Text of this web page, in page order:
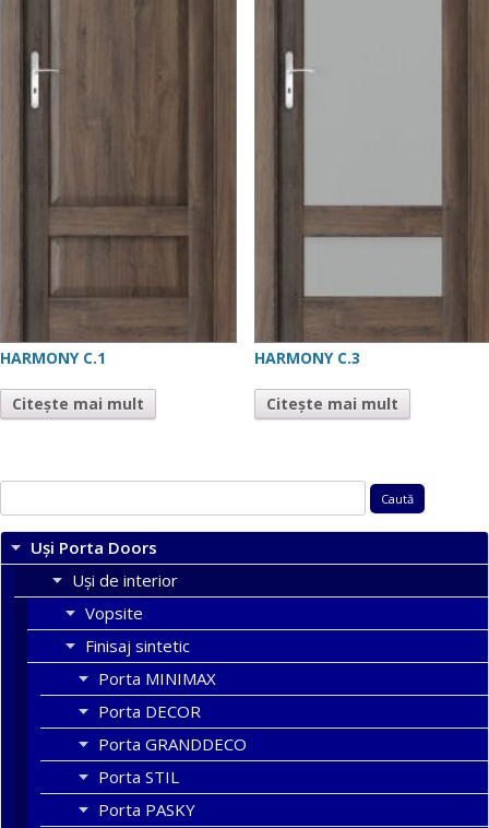
HARMONY C.1
Citește mai mult
HARMONY C.3
Citește mai mult
după:
Uși Porta Doors
Uși de interior
Vopsite
Finisaj sintetic
Porta MINIMAX
Porta DECOR
Porta GRANDDECO
Porta STIL
Porta PASKY